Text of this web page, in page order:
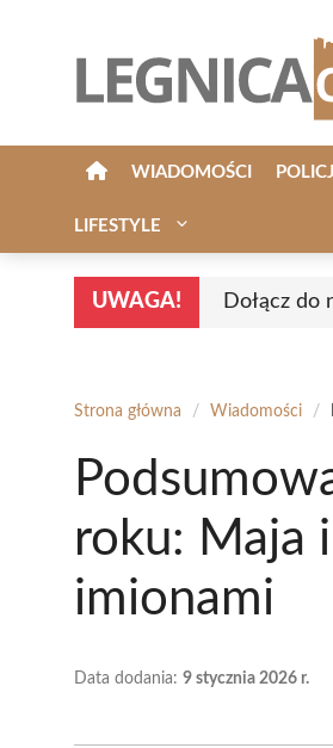
WIADOMOŚCI
LIFESTYLE
UWAGA! Dołącz do
Strona główna / Wiadomości /
roku: Maja
imionami
Data dodania: 9 stycznia 2026 r.